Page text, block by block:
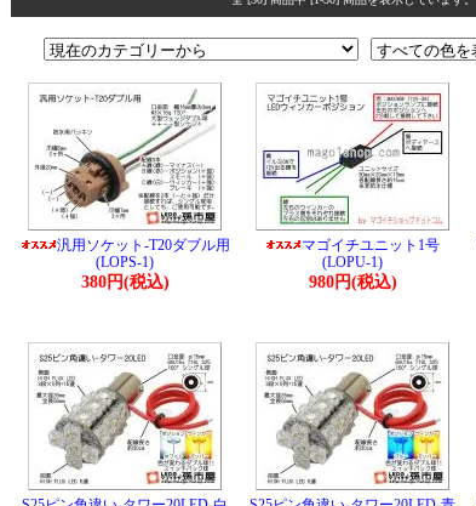
汎用ソケット-T20ダブル用
(LOPS-1)
380円(税込)
マゴイチユニット1号
(LOPU-1)
980円(税込)